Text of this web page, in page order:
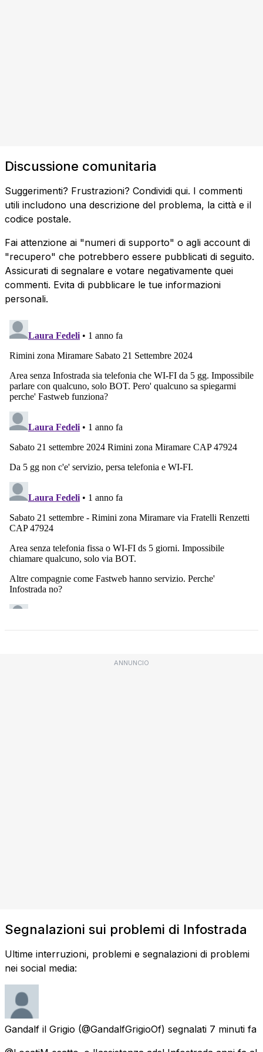
Discussione comunitaria
Suggerimenti? Frustrazioni? Condividi qui. I commenti
utili includono una descrizione del problema, la città e il
codice postale.
Fai attenzione ai "numeri di supporto" o agli account di
"recupero" che potrebbero essere pubblicati di seguito.
Assicurati di segnalare e votare negativamente quei
commenti. Evita di pubblicare le tue informazioni
personali.
ANNUNCIO
Segnalazioni sui problemi di Infostrada
Ultime interruzioni, problemi e segnalazioni di problemi
nei social media:
Gandalf il Grigio (@GandalfGrigioOf) segnalati 7 minuti fa